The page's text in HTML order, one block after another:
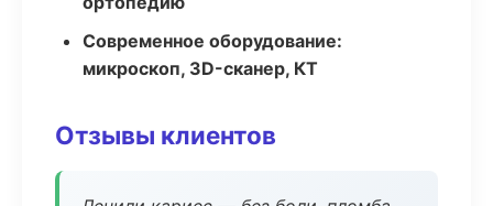
Современное оборудование:
микроскоп, 3D-сканер, КТ
Отзывы клиентов